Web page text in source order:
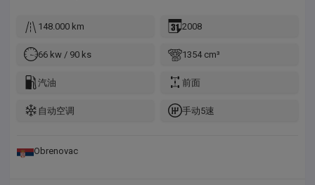
potvrđuje kompletna servisna istorija. Vozilo je redovno
dodatnih ulaganja. ### Oprema: ✅ Klima ✅ Tempomat ✅ 2
zaključavanje ✅ Servo upravljač ✅ ABS, ESP i Airbag ✅
istorija Motor radi mirno i tiho, menjač funkcioniše besprekorno,
automobil je odličan izbor kako za gradsku, tako i za dužu
148.000 km 2008
66 kw / 90 ks 1354 cm³
汽油 前面
自动空调 手动5速
Obrenovac